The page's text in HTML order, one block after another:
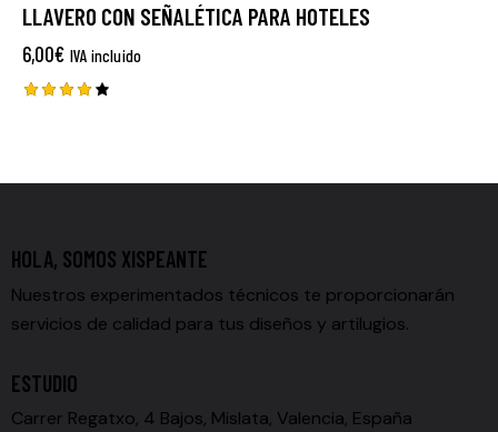
LLAVERO CON SEÑALÉTICA PARA HOTELES
6,00€ IVA incluido
HOLA, SOMOS XISPEANTE
Nuestros experimentados técnicos te proporcionarán
servicios de calidad para tus diseños y artilugios.
ESTUDIO
Carrer Regatxo, 4 Bajos, Mislata, Valencia, España